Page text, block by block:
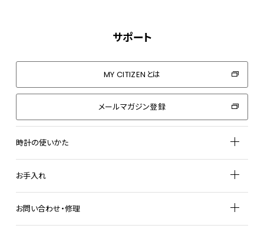
サポート
MY CITIZENとは
メールマガジン登録
時計の使いかた
お手入れ
お問い合わせ・修理